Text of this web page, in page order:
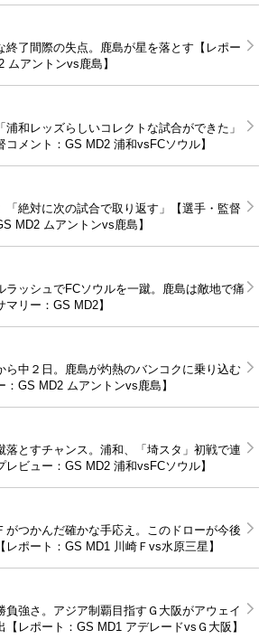
終了間際の失点。鹿島が星を落とす【レポー
ムアントンvs鹿島】
浦和レッズらしいコレクトな試合ができた」
コメント：GS MD2 浦和vsFCソウル】
「絶対に次の試合で取り返す」【選手・監督
MD2 ムアントンvs鹿島】
ラッシュでFCソウルを一蹴。鹿島は敵地で痛
マリー：GS MD2】
ら中２日。鹿島が灼熱のバンコクに乗り込む
：GS MD2 ムアントンvs鹿島】
落とすチャンス。浦和、「埼スタ」初戦で連
レビュー：GS MD2 浦和vsFCソウル】
がつかんだ確かな手応え。このドローが今後
レポート：GS MD1 川崎Ｆvs水原三星】
負強さ。アジア制覇目指すＧ大阪がアウェイ
【レポート：GS MD1 アデレードvsＧ大阪】